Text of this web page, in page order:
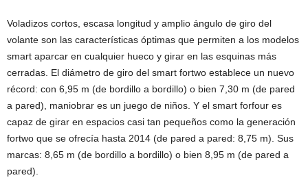
Voladizos cortos, escasa longitud y amplio ángulo de giro del
volante son las características óptimas que permiten a los modelos
smart aparcar en cualquier hueco y girar en las esquinas más
cerradas. El diámetro de giro del smart fortwo establece un nuevo
récord: con 6,95 m (de bordillo a bordillo) o bien 7,30 m (de pared
a pared), maniobrar es un juego de niños. Y el smart forfour es
capaz de girar en espacios casi tan pequeños como la generación
fortwo que se ofrecía hasta 2014 (de pared a pared: 8,75 m). Sus
marcas: 8,65 m (de bordillo a bordillo) o bien 8,95 m (de pared a
pared).